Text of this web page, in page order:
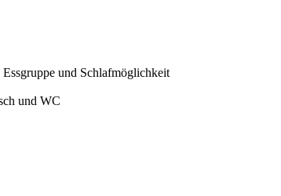
und Schlafmöglichkeit
und WC